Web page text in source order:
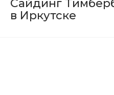
Сайдинг
в Иркутске